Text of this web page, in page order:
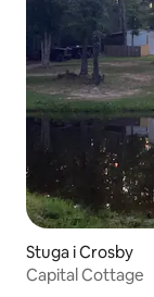
Stuga i Crosby
Capital Cottage